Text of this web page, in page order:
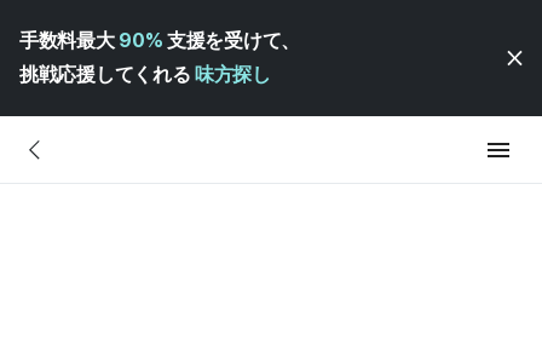
手数料最大 90% 支援を受けて、
挑戦応援してくれる 味方探し